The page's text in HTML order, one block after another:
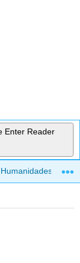
Enter Reader
Humanidades